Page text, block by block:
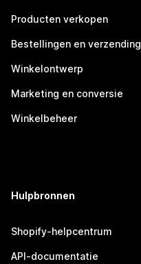
Producten verkopen
Bestellingen en verzending
Winkelontwerp
Marketing en conversie
Winkelbeheer
Hulpbronnen
Shopify-helpcentrum
API-documentatie